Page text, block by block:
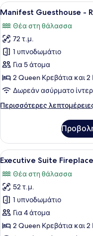
Residence
Προβολή
όλων
των
φωτογραφιών
για
Manifest
Guesthouse
-
Residence
with
1
Manifest Guesthouse -
Θέα στη θάλασσα
72 τ.μ.
1 υπνοδωμάτιο
Για 5 άτομα
2 Queen Κρεβάτια και
Δωρεάν ασύρματο
Περισσότερες
Περισσότερες
Guesthouse
Residence
Fireplace
Προβολή
όλων
των
φωτογραφιών
για
Executive
Suite
1
Executive Suite
Θέα στη θάλασσα
52 τ.μ.
1 υπνοδωμάτιο
Για 4 άτομα
2 Queen Κρεβάτια και